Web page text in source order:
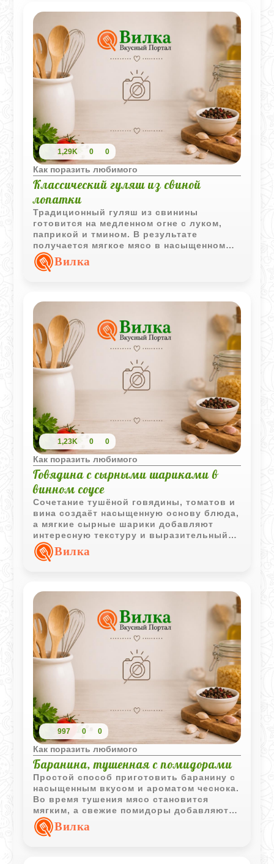
1,29K 0 0
Как поразить любимого
Классический гуляш из свиной
лопатки
Традиционный гуляш из свинины
готовится на медленном огне с луком,
паприкой и тмином. В результате
получается мягкое мясо в насыщенном
ароматном соусе, который отлично
сочетается с различными гарнирами.
Вилка
1,23K 0 0
Как поразить любимого
Говядина с сырными шариками в
винном соусе
Сочетание тушёной говядины, томатов и
вина создаёт насыщенную основу блюда,
а мягкие сырные шарики добавляют
интересную текстуру и выразительный
вкус. Такое горячее блюдо выглядит
необычно и отлично подходит для
Вилка
997 0 0
Как поразить любимого
Баранина, тушенная с помидорами
Простой способ приготовить баранину с
насыщенным вкусом и ароматом чеснока.
Во время тушения мясо становится
мягким, а свежие помидоры добавляют
блюду сочность и легкую кислинку.
Вилка